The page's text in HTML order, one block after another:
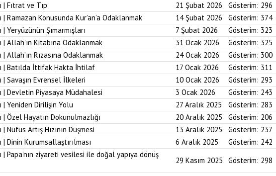
| Fıtrat ve Tıp 21 Şubat 2026 Gösterim: 296
| Ramazan Konusunda Kur’an’a Odaklanmak 14 Şubat 2026 Gösterim: 374
Yeryüzünün Şımarmışları 7 Şubat 2026 Gösterim: 323
| Allah’ın Kitabına Odaklanmak 31 Ocak 2026 Gösterim: 325
Allah’ın Rızasına Odaklanmak 24 Ocak 2026 Gösterim: 300
| Batılda İttifak Hakta İhtilaf 17 Ocak 2026 Gösterim: 311
| Savaşın Evrensel İlkeleri 10 Ocak 2026 Gösterim: 293
| Devletin Piyasaya Müdahalesi 3 Ocak 2026 Gösterim: 243
| Yeniden Dirilişin Yolu 27 Aralık 2025 Gösterim: 283
| Özel Hayatın Dokunulmazlığı 20 Aralık 2025 Gösterim: 206
Nüfus Artış Hızının Düşmesi 13 Aralık 2025 Gösterim: 237
| Dinin Kurumsallaştırılması 6 Aralık 2025 Gösterim: 242
| Papa’nın ziyareti vesilesi ile doğal yapıya dönüş
29 Kasım 2025 Gösterim: 298